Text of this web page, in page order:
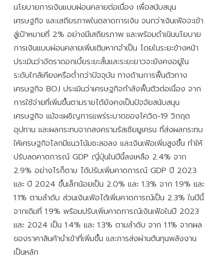
นโยบายการเงินแบบผ่อนคลายต่อเนื่อง เพื่อสนับสนุน
เศรษฐกิจ และเสถียรภาพในตลาดการเงิน จนกว่าเงินเฟ้อจะเข้า
สู่เป้าหมายที่ 2% อย่างมีเสถียรภาพ และพร้อมดำเนินนโยบาย
การเงินแบบผ่อนคลายเพิ่มเติมหากจำเป็น โดยในระยะข้างหน้า
ประเมินว่าอัตราดอกเบี้ยระยะสั้นและระยะยาวจะยังคงอยู่ใน
ระดับใกล้เคียงหรือต่ำกว่าปัจจุบัน ทางด้านการฟื้นตัวทาง
เศรษฐกิจ BOJ ประเมินว่าเศรษฐกิจกำลังฟื้นตัวต่อเนื่อง จาก
การใช้จ่ายที่เพิ่มขึ้นตามรายได้ยังคงเป็นปัจจัยสนับสนุน
เศรษฐกิจ แม้จะเผชิญการแพร่ระบาดของโควิด-19 วิกฤต
อุปทาน และผลกระทบจากสงครามรัสเซียยูเครน ที่ส่งผลกระทบ
ให้เศรษฐกิจโลกมีแนวโน้มชะลอลง และเงินเฟ้อเพิ่มสูงขึ้น ทำให้
ปรับลดคาดการณ์ GDP ญี่ปุ่นในปีนี้ลงเหลือ 2.4% จาก
2.9% อย่างไรก็ตาม ได้ปรับเพิ่มคาดการณ์ GDP ปี 2023
และ ปี 2024 ขึ้นเล็กน้อยเป็น 2.0% และ 1.3% จาก 1.9% และ
1.1% ตามลำดับ ส่วนเงินเฟ้อได้เพิ่มคาดการณ์เป็น 2.3% ในปีนี้
จากเดิมที่ 1.9% พร้อมปรับเพิ่มคาดการณ์เงินเฟ้อในปี 2023
และ 2024 เป็น 1.4% และ 1.3% ตามลำดับ จาก 1.1% จากผล
ของราคาสินค้านำเข้าที่เพิ่มขึ้น และการส่งผ่านต้นทุนพลังงาน
เป็นหลัก